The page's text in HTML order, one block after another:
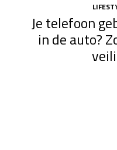
Je telefoon
in de auto?